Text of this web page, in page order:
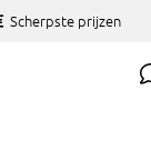
Scherpste prijzen